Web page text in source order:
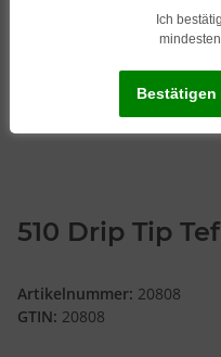
510 Drip Tip
Artikelnummer: 20808
GTIN: 20808
Ich